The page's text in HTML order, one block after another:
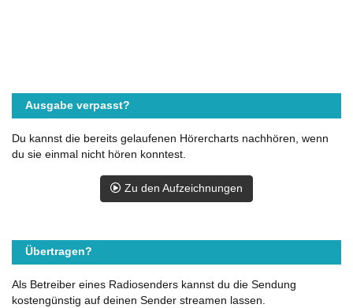
Ausgabe verpasst?
Du kannst die bereits gelaufenen Hörercharts nachhören, wenn
du sie einmal nicht hören konntest.
Zu den Aufzeichnungen
Übertragen?
Als Betreiber eines Radiosenders kannst du die Sendung
kostengünstig auf deinen Sender streamen lassen.